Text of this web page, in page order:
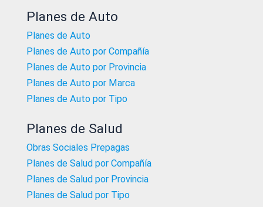
Planes de Auto
Planes de Auto
Planes de Auto por Compañía
Planes de Auto por Provincia
Planes de Auto por Marca
Planes de Auto por Tipo
Planes de Salud
Obras Sociales Prepagas
Planes de Salud por Compañía
Planes de Salud por Provincia
Planes de Salud por Tipo